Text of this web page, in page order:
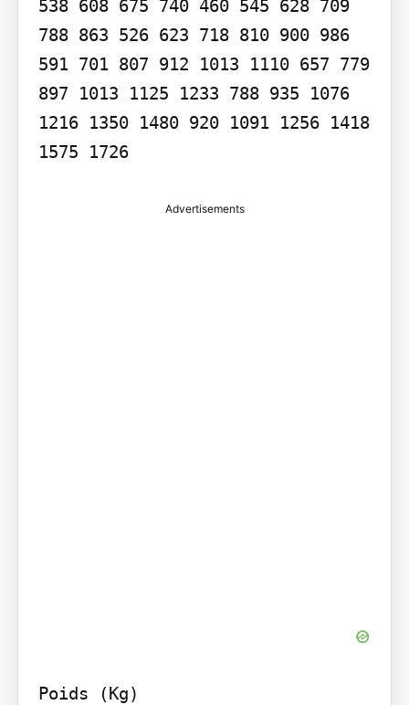
538 608 675 740 460 545 628 709
788 863 526 623 718 810 900 986
591 701 807 912 1013 1110 657 779
897 1013 1125 1233 788 935 1076
1216 1350 1480 920 1091 1256 1418
1575 1726
Advertisements
Poids (Kg)